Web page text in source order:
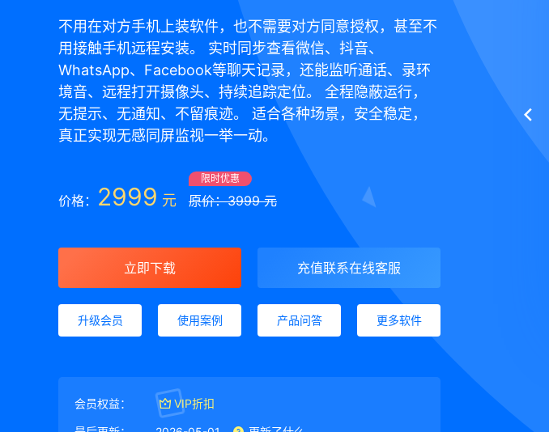
不用在对方手机上装软件，也不需要对方同意授权，甚至不
用接触手机远程安装。 实时同步查看微信、抖音、
WhatsApp、Facebook等聊天记录，还能监听通话、录环
境音、远程打开摄像头、持续追踪定位。 全程隐蔽运行，
无提示、无通知、不留痕迹。 适合各种场景，安全稳定，
真正实现无感同屏监视一举一动。
价格： 2999 元
限时优惠
原价：3999 元
立即下载 充值联系在线客服
升级会员 使用案例 产品问答 更多软件
会员权益： VIP折扣